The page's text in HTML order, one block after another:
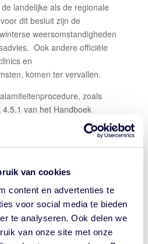
van cookies
content en advertenties te
voor social media te bieden
te analyseren. Ook delen we
van onze site met onze
landelijke als de regionale
dit besluit zijn de
weersomstandigheden
Ook andere officiële
en
komen ter vervallen.
zoals
van het Handboek
afgelast vanaf code
naar het weeradvies van het
komend weekend geen
de plaats van vertrek afwijken
bestemming, of dat de situatie
De veiligheid van
scheidsrechters heeft hierin